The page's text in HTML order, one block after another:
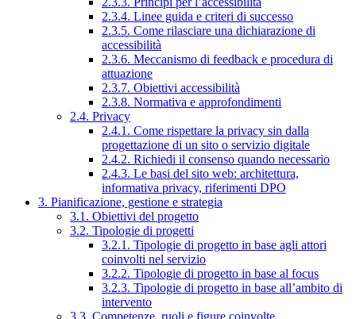
2.3.4. Linee guida e criteri di successo
2.3.5. Come rilasciare una dichiarazione di
accessibilità
2.3.6. Meccanismo di feedback e procedura di
attuazione
2.3.7. Obiettivi accessibilità
2.3.8. Normativa e approfondimenti
2.4. Privacy
2.4.1. Come rispettare la privacy sin dalla
progettazione di un sito o servizio digitale
2.4.2. Richiedi il consenso quando necessario
2.4.3. Le basi del sito web: architettura,
informativa privacy, riferimenti DPO
3. Pianificazione, gestione e strategia
3.1. Obiettivi del progetto
3.2. Tipologie di progetti
3.2.1. Tipologie di progetto in base agli attori
coinvolti nel servizio
3.2.2. Tipologie di progetto in base al focus
3.2.3. Tipologie di progetto in base all’ambito di
intervento
3.3. Competenze, ruoli e figure coinvolte